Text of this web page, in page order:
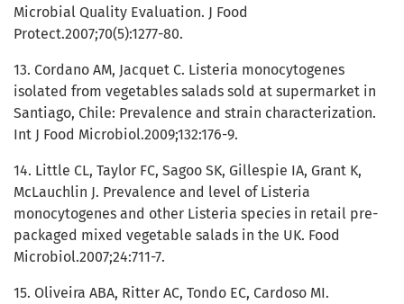
Microbial Quality Evaluation. J Food
Protect.2007;70(5):1277-80.
13. Cordano AM, Jacquet C. Listeria monocytogenes
isolated from vegetables salads sold at supermarket in
Santiago, Chile: Prevalence and strain characterization.
Int J Food Microbiol.2009;132:176-9.
14. Little CL, Taylor FC, Sagoo SK, Gillespie IA, Grant K,
McLauchlin J. Prevalence and level of Listeria
monocytogenes and other Listeria species in retail pre-
packaged mixed vegetable salads in the UK. Food
Microbiol.2007;24:711-7.
15. Oliveira ABA, Ritter AC, Tondo EC, Cardoso MI.